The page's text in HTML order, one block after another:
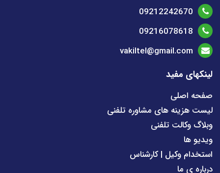
09212242670
09216078618
vakiltel@gmail.com
لینکهای مفید
صفحه اصلی
لیست هزینه های مشاوره تلفنی
وبلاگ وکالت تلفنی
ویدیو ها
استخدام وکیل | کارشناس
درباره ی ما